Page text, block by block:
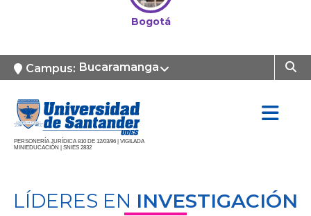
Bogotá
Campus: Bucaramanga
PERSONERÍA JURÍDICA 810 DE 12/03/96 | VIGILADA
MINIEDUCACIÓN | SNIES 2832
LÍDERES EN INVESTIGACIÓN